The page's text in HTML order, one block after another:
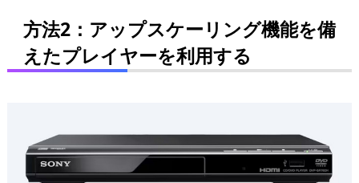
方法2：アップスケーリング機能を備
えたプレイヤーを利用する